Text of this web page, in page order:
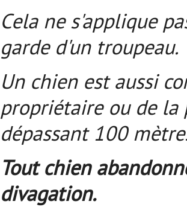
Cela ne s'applique
garde d'un troupeau.
Un chien est aussi
propriétaire ou de la
dépassant 100
Tout chien
divagation.